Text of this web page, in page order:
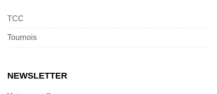
TCC
Tournois
NEWSLETTER